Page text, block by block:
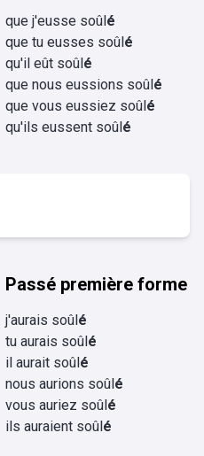
que j'eusse soûlé
que tu eusses soûlé
qu'il eût soûlé
que nous eussions soûlé
que vous eussiez soûlé
qu'ils eussent soûlé
Passé première forme
j'aurais soûlé
tu aurais soûlé
il aurait soûlé
nous aurions soûlé
vous auriez soûlé
ils auraient soûlé